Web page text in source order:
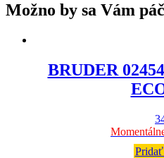
Možno by sa Vám
BRUDER